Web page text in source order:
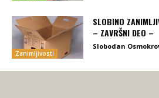
Zanimljivosti
SLOBINO
– ZAVRŠNI DEO –
Slobodan